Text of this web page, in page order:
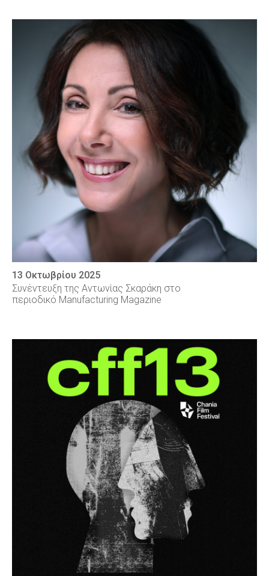
13 Οκτωβρίου 2025
Συνέντευξη της Αντωνίας Σκαράκη στο
περιοδικό Manufacturing Magazine